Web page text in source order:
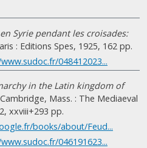
Syrie pendant les croisades:
: Editions Spes, 1925, 162 pp.
048412023...
in the Latin kingdom of
Mass. : The Mediaeval
xxviii+293 pp.
books/about/Feud...
046191623...